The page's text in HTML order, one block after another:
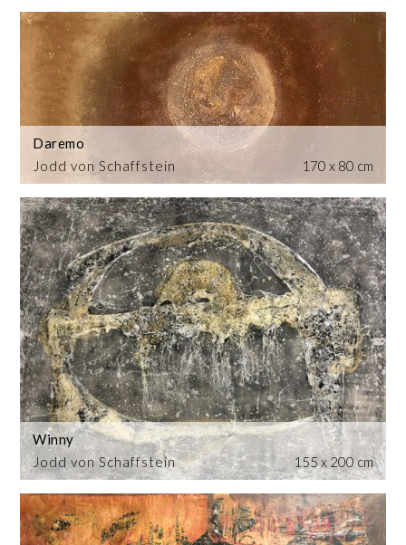
Jodd von Schaffstein
Daremo
170 x 80 cm
Jodd von Schaffstein
Winny
155 x 200 cm